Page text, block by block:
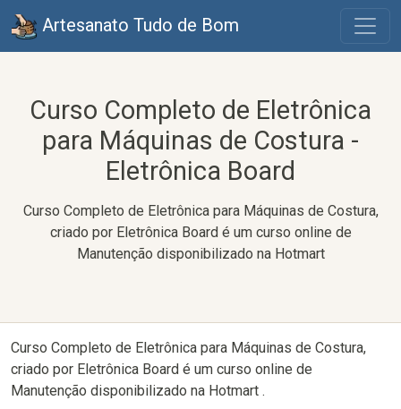
Artesanato Tudo de Bom
Curso Completo de Eletrônica
para Máquinas de Costura -
Eletrônica Board
Curso Completo de Eletrônica para Máquinas de Costura,
criado por Eletrônica Board é um curso online de
Manutenção disponibilizado na Hotmart
Curso Completo de Eletrônica para Máquinas de Costura,
criado por Eletrônica Board é um curso online de
Manutenção disponibilizado na Hotmart .